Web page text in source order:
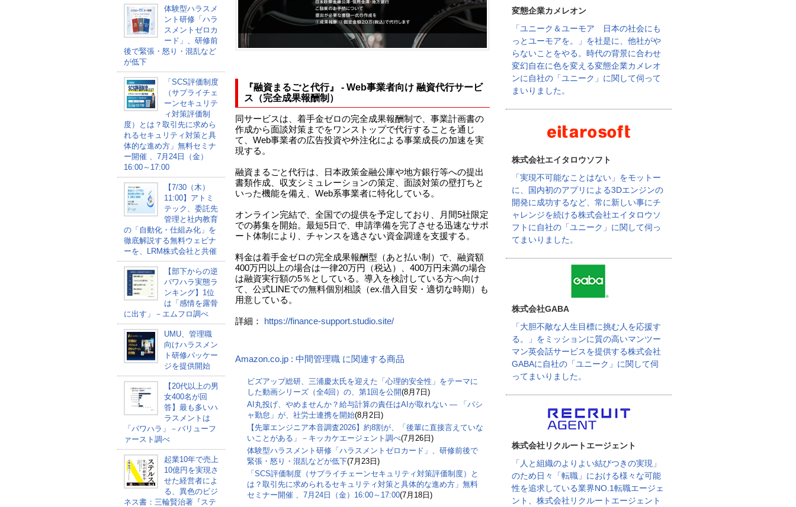
体験型ハラスメ
ント研修「ハラ
スメントゼロカ
ード」、研修前
後で緊張・怒り・混乱など
が低下
「SCS評価制度
（サプライチェ
ーンセキュリテ
ィ対策評価制
度）とは？取引先に求めら
れるセキュリティ対策と具
体的な進め方」無料セミナ
ー開催 、7月24日（金）
16:00～17:00
【7/30（木）
11:00】アトミ
テック、委託先
管理と社内教育
の「自動化・仕組み化」を
徹底解説する無料ウェビナ
ーを、LRM株式会社と共催
【部下からの逆
パワハラ実態ラ
ンキング】1位
は「感情を露骨
に出す」－エムフロ調べ
UMU、管理職
向けハラスメン
ト研修パッケー
ジを提供開始
【20代以上の男
女400名が回
答】最も多いハ
ラスメントは
「パワハラ」－バリューフ
ァースト調べ
起業10年で売上
10億円を実現さ
せた経営者によ
る、異色のビジ
ネス書：三輪賢治著『ステ
『融資まるごと代行』 - Web事業者向け 融資代行サービ
ス（完全成果報酬制）
同サービスは、着手金ゼロの完全成果報酬制で、事業計画書の
作成から面談対策までをワンストップで代行することを通じ
て、Web事業者の広告投資や外注化による事業成長の加速を実
現する。
融資まるごと代行は、日本政策金融公庫や地方銀行等への提出
書類作成、収支シミュレーションの策定、面談対策の壁打ちと
いった機能を備え、Web系事業者に特化している。
オンライン完結で、全国での提供を予定しており、月間5社限定
での募集を開始。最短5日で、申請準備を完了させる迅速なサポ
ート体制により、チャンスを逃さない資金調達を支援する。
料金は着手金ゼロの完全成果報酬型（あと払い制）で、融資額
400万円以上の場合は一律20万円（税込）、400万円未満の場合
は融資実行額の5％としている。導入を検討している方へ向け
て、公式LINEでの無料個別相談（ex.借入目安・適切な時期）も
用意している。
詳細： https://finance-support.studio.site/
Amazon.co.jp : 中間管理職 に関連する商品
ビズアップ総研、三浦慶太氏を迎えた「心理的安全性」をテーマに
した動画シリーズ（全4回）の、第1回を公開(8月7日)
AI丸投げ、やめませんか？給与計算の責任はAIが取れない ― 「パシ
ャ勤怠」が、社労士連携を開始(8月2日)
【先輩エンジニア本音調査2026】約8割が、「後輩に直接言えていな
いことがある」－キッカケエージェント調べ(7月26日)
体験型ハラスメント研修「ハラスメントゼロカード」、研修前後で
緊張・怒り・混乱などが低下(7月23日)
「SCS評価制度（サプライチェーンセキュリティ対策評価制度）と
は？取引先に求められるセキュリティ対策と具体的な進め方」無料
セミナー開催 、7月24日（金）16:00～17:00(7月18日)
変態企業カメレオン
「ユニーク＆ユーモア 日本の社会にも
っとユーモアを。」を社是に、他社がや
らないことをやる。時代の背景に合わせ
変幻自在に色を変える変態企業カメレオ
ンに自社の「ユニーク」に関して伺って
まいりました。
株式会社エイタロウソフト
「実現不可能なことはない」をモットー
に、国内初のアプリによる3Dエンジンの
開発に成功するなど、常に新しい事にチ
ャレンジを続ける株式会社エイタロウソ
フトに自社の「ユニーク」に関して伺っ
てまいりました。
株式会社GABA
「大胆不敵な人生目標に挑む人を応援す
る。」をミッションに質の高いマンツー
マン英会話サービスを提供する株式会社
GABAに自社の「ユニーク」に関して伺
ってまいりました。
株式会社リクルートエージェント
「人と組織のよりよい結びつきの実現」
のため日々「転職」における様々な可能
性を追求している業界NO.1転職エージェ
ント、株式会社リクルートエージェント